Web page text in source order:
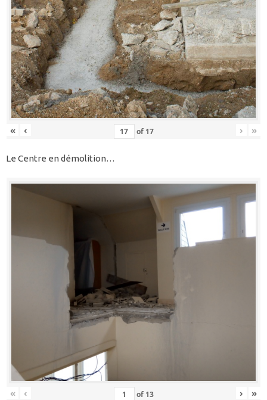
« ‹ of 17 › »
Le Centre en démolition…
« ‹ of 13 › »